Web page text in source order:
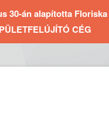
30-án alapította
CÉG